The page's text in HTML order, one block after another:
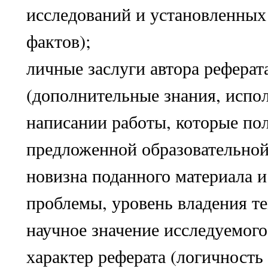
исследований и
фактов);
личные заслуги автора
(дополнительные знания,
написании работы, которые
предложенной
новизна поданного материала
проблемы, уровень владения
научное значение
характер реферата